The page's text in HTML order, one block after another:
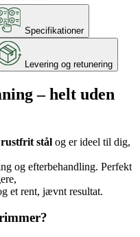
Specifikationer
Levering og retunering
– helt uden
rustfrit stål og er ideel til dig,
og efterbehandling. Perfekt
et rent, jævnt resultat.